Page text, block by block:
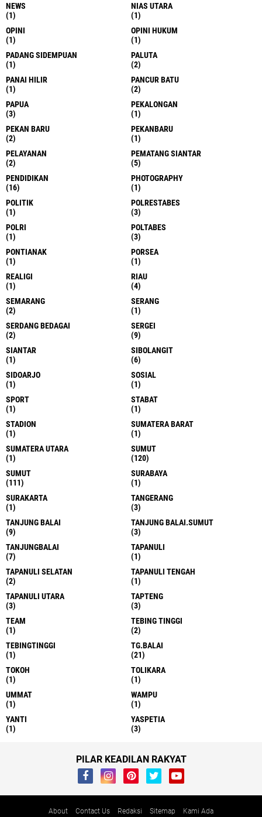
NEWS
(1)
NIAS UTARA
(1)
OPINI
(1)
OPINI HUKUM
(1)
PADANG SIDEMPUAN
(1)
PALUTA
(2)
PANAI HILIR
(1)
PANCUR BATU
(2)
PAPUA
(3)
PEKALONGAN
(1)
PEKAN BARU
(2)
PEKANBARU
(1)
PELAYANAN
(2)
PEMATANG SIANTAR
(5)
PENDIDIKAN
(16)
PHOTOGRAPHY
(1)
POLITIK
(1)
POLRESTABES
(3)
POLRI
(1)
POLTABES
(3)
PONTIANAK
(1)
PORSEA
(1)
REALIGI
(1)
RIAU
(4)
SEMARANG
(2)
SERANG
(1)
SERDANG BEDAGAI
(2)
SERGEI
(9)
SIANTAR
(1)
SIBOLANGIT
(6)
SIDOARJO
(1)
SOSIAL
(1)
SPORT
(1)
STABAT
(1)
STADION
(1)
SUMATERA BARAT
(1)
SUMATERA UTARA
(1)
SUMUT
(120)
SUMUT
(111)
SURABAYA
(1)
SURAKARTA
(1)
TANGERANG
(3)
TANJUNG BALAI
(9)
TANJUNG BALAI.SUMUT
(3)
TANJUNGBALAI
(7)
TAPANULI
(1)
TAPANULI SELATAN
(2)
TAPANULI TENGAH
(1)
TAPANULI UTARA
(3)
TAPTENG
(3)
TEAM
(1)
TEBING TINGGI
(2)
TEBINGTINGGI
(1)
TG.BALAI
(21)
TOKOH
(1)
TOLIKARA
(1)
UMMAT
(1)
WAMPU
(1)
YANTI
(1)
YASPETIA
(3)
PILAR KEADILAN RAKYAT
About Contact Us Redaksi Sitemap Kami Ada